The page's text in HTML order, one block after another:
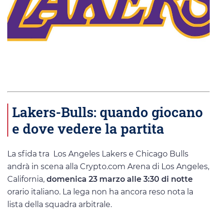
Lakers-Bulls: quando giocano
e dove vedere la partita
La sfida tra Los Angeles Lakers e Chicago Bulls
andrà in scena alla Crypto.com Arena di Los Angeles,
California, domenica 23 marzo alle 3:30 di notte
orario italiano. La lega non ha ancora reso nota la
lista della squadra arbitrale.